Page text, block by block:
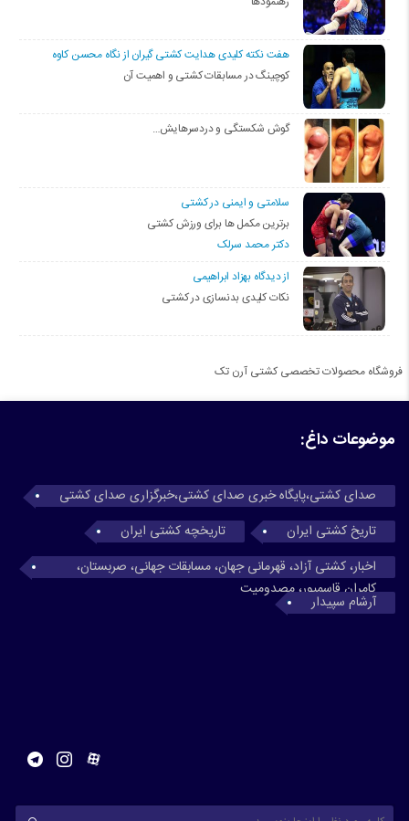
هفت نکته کلیدی هدایت کشتی گیران از نگاه محسن کاوه
کوچینگ در مسابقات کشتی و اهمیت آن
گوش شکستگی و دردسرهایش…
سلامتی و ایمنی در کشتی
برترین مکمل ها برای ورزش کشتی
دکتر محمد سرلک
از دیدگاه بهزاد ابراهیمی
نکات کلیدی بدنسازی در کشتی
فروشگاه محصولات تخصصی کشتی آرن تک
موضوعات داغ:
صدای کشتی،پایگاه خبری صدای کشتی،خبرگزاری صدای کشتی
تاریخ کشتی ایران
تاریخچه کشتی ایران
اخبار، کشتی آزاد، قهرمانی جهان، مسابقات جهانی، صربستان،
کامران قاسمپور، مصدومیت
آرشام سپیدار